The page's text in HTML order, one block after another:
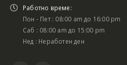
Батериски сет Ротирачки Чекан и Бормашина 20V
Работно време:
Пон - Пет : 08:00 am до 16:00 pm
Саб : 08:00 am до 15:00 pm
Нед : Неработен ден